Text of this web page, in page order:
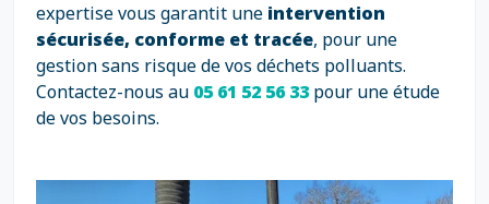
expertise vous garantit une intervention
sécurisée, conforme et tracée, pour une
gestion sans risque de vos déchets polluants.
Contactez-nous au 05 61 52 56 33 pour une étude
de vos besoins.